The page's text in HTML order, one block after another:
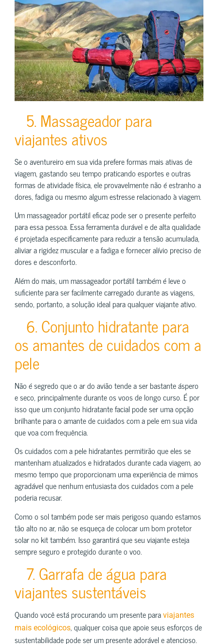
5. Massageador para
viajantes ativos
Se o aventureiro em sua vida prefere formas mais ativas de
viagem, gastando seu tempo praticando esportes e outras
formas de atividade física, ele provavelmente não é estranho a
dores, fadiga ou mesmo algum estresse relacionado à viagem.
Um massageador portátil eficaz pode ser o presente perfeito
para essa pessoa. Essa ferramenta durável e de alta qualidade
é projetada especificamente para reduzir a tensão acumulada,
aliviar a rigidez muscular e a fadiga e fornecer alívio preciso de
dores e desconforto.
Além do mais, um massageador portátil também é leve o
suficiente para ser facilmente carregado durante as viagens,
sendo, portanto, a solução ideal para qualquer viajante ativo.
6. Conjunto hidratante para
os amantes de cuidados com a
pele
Não é segredo que o ar do avião tende a ser bastante áspero
e seco, principalmente durante os voos de longo curso. É por
isso que um conjunto hidratante facial pode ser uma opção
brilhante para o amante de cuidados com a pele em sua vida
que voa com frequência.
Os cuidados com a pele hidratantes permitirão que eles se
mantenham atualizados e hidratados durante cada viagem, ao
mesmo tempo que proporcionam uma experiência de mimos
agradável que nenhum entusiasta dos cuidados com a pele
poderia recusar.
Como o sol também pode ser mais perigoso quando estamos
tão alto no ar, não se esqueça de colocar um bom protetor
solar no kit também. Isso garantirá que seu viajante esteja
sempre seguro e protegido durante o voo.
7. Garrafa de água para
viajantes sustentáveis
Quando você está procurando um presente para viajantes
mais ecológicos, qualquer coisa que apoie seus esforços de
sustentabilidade pode ser um presente adorável e atencioso.